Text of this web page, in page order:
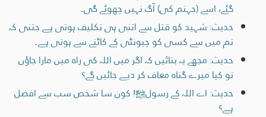
گئے، اسے (جہنم کی) آگ نہیں چھوئے گی۔
حدیث: شہید کو قتل سے اتنی ہی تکلیف ہوتی ہے جتنی کہ
تم میں سے کسی کو چیونٹی کے کاٹنے سے ہوتی ہے۔
حدیث: مجھے یہ بتائیں کہ اگر میں اللہ کی راہ میں مارا جاؤں
تو کیا میرے گناہ معاف کر دیے جائیں گے؟
حدیث: اے اللہ کے رسولﷺ! کون سا شخص سب سے افضل
ہے؟